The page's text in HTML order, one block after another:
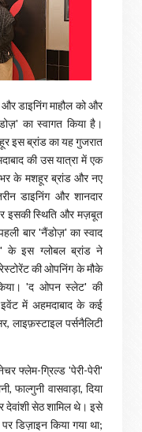
डाइनिंग माहौल को और
का स्वागत किया है।
इस ब्रांड का यह गुजरात
की उस यात्रा में एक
के मशहूर ब्रांड और नए
डाइनिंग और शानदार
इसकी स्थिति और मज़बूत
बार 'नैंडोज़' का स्वाद
के इस ग्लोबल ब्रांड ने
की ओपनिंग के मौके
'द ओपन स्लेट' की
इवेंट में अहमदाबाद के कई
लाइफ़स्टाइल पर्सनैलिटी
फ्लेम-ग्रिल्ड 'पेरी-पेरी'
फाल्गुनी वासवाड़ा, दिया
सेठ शामिल थे। इसे
डिज़ाइन किया गया था;